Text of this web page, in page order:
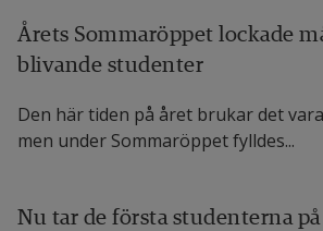
Årets Sommaröppet lockade
blivande studenter
Den här tiden på året brukar det
men under Sommaröppet fylldes...
Nu tar de första studenterna